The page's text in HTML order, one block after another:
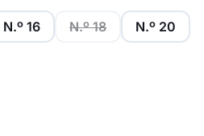
N.º 16 N.º 18
N.º 20